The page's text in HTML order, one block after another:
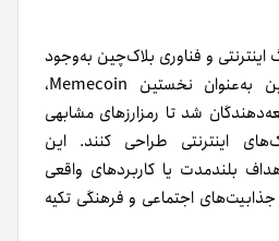
و فناوری بلاک‌چین به‌وجود
آمده‌اند. ایجاد دوج ‌کوین به‌عنوان نخستین Memecoin،
شد تا رمزارزهای مشابهی
اینترنتی طراحی کنند. این
بلندمدت یا کاربردهای واقعی
اجتماعی و فرهنگی تکیه